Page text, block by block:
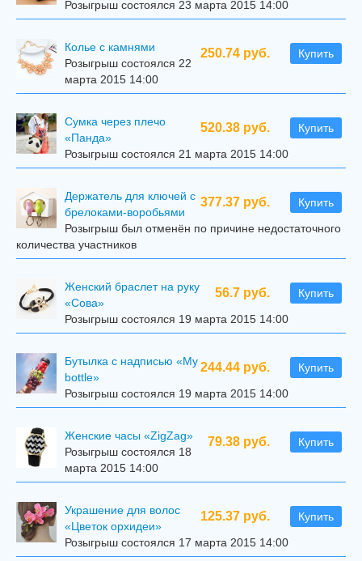
Розыгрыш состоялся 23 марта 2015 14:00
250.74 руб. Купить
Колье с камнями
Розыгрыш состоялся 22
марта 2015 14:00
520.38 руб. Купить
Сумка через плечо
«Панда»
Розыгрыш состоялся 21 марта 2015 14:00
377.37 руб. Купить
Держатель для ключей с
брелоками-воробьями
Розыгрыш был отменён по причине недостаточного
количества участников
56.7 руб. Купить
Женский браслет на руку
«Сова»
Розыгрыш состоялся 19 марта 2015 14:00
244.44 руб. Купить
Бутылка с надписью «My
bottle»
Розыгрыш состоялся 19 марта 2015 14:00
79.38 руб. Купить
Женские часы «ZigZag»
Розыгрыш состоялся 18
марта 2015 14:00
125.37 руб. Купить
Украшение для волос
«Цветок орхидеи»
Розыгрыш состоялся 17 марта 2015 14:00